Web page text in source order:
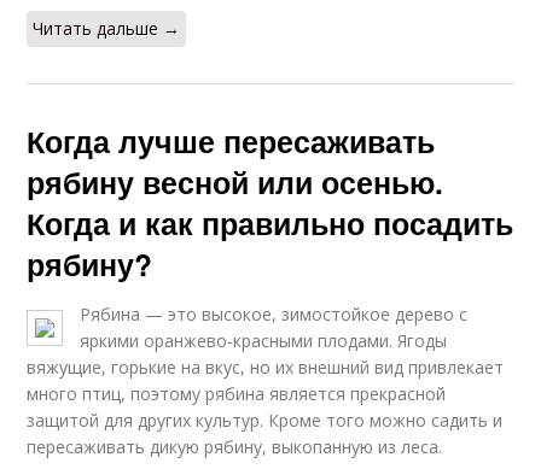
Читать дальше →
Когда лучше пересаживать
рябину весной или осенью.
Когда и как правильно посадить
рябину?
Рябина — это высокое, зимостойкое дерево с
яркими оранжево-красными плодами. Ягоды
вяжущие, горькие на вкус, но их внешний вид привлекает
много птиц, поэтому рябина является прекрасной
защитой для других культур. Кроме того можно садить и
пересаживать дикую рябину, выкопанную из леса.